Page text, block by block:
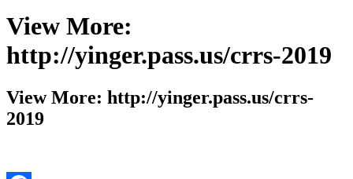
View More:
http://yinger.pass.us/crrs-2019
View More: http://yinger.pass.us/crrs-
2019